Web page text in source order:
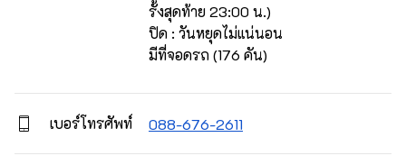
รั้งสุดท้าย 23:00 น.)
ปิด : วันหยุดไม่แน่นอน
มีที่จอดรถ (176 คัน)
เบอร์โทรศัพท์ 088-676-2611